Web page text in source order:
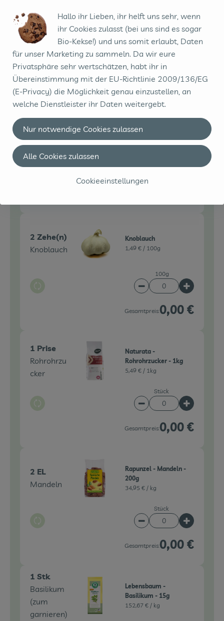
Olivenöl
Auswahl ändern
17,99 € /l
Stück
Artikelanzahl
Gesamtpreis:0,00 €
2 EL
Olivenöl
Rapunzel - Olivenöl
2 Zehe(n)
Knoblauch
Auswahl ändern
Knoblauch
1,49 € / 100g
100g
Artikelanzahl
Gesamtpreis:0,00 €
1 Prise
Rohrohrzu
cker
Auswahl ändern
Naturata -
Rohrohrzucker - 1kg
5,49 € / 1kg
Stück
Artikelanzahl
Gesamtpreis:0,00 €
2 EL
Mandeln
Auswahl ändern
Rapunzel - Mandeln -
200g
34,95 € / kg
Stück
Artikelanzahl
Gesamtpreis:0,00 €
1 Stk
Basilikum
(zum
garnieren)
Lebensbaum -
Basilikum - 15g
152,67 € / kg
Hallo ihr Lieben, ihr helft uns sehr, wenn
ihr Cookies zulasst (bei uns sind es sogar
Bio-Kekse!) und uns somit erlaubt, Daten
für unser Marketing zu sammeln. Da wir eure
Privatsphäre sehr wertschätzen, habt ihr in
Übereinstimmung mit der EU-Richtlinie 2009/136/EG
(E-Privacy) die Möglichkeit genau einzustellen, an
welche Dienstleister ihr Daten weitergebt.
Cookieeinstellungen
Nur notwendige Cookies zulassen
Alle Cookies zulassen